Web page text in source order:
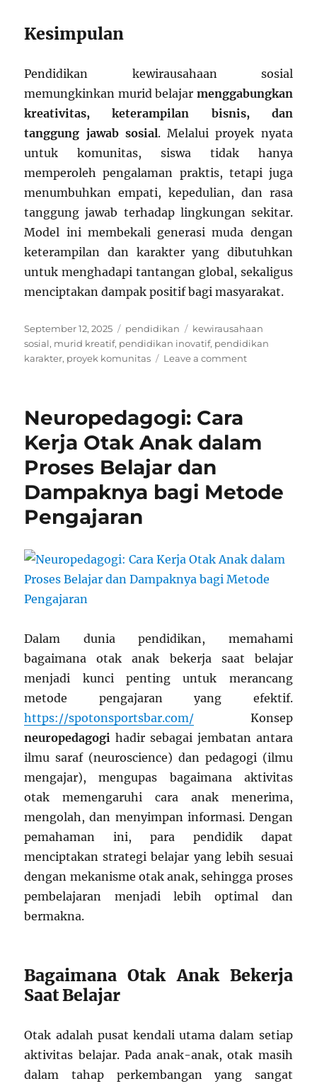
Kesimpulan
Pendidikan kewirausahaan sosial
memungkinkan murid belajar menggabungkan
kreativitas, keterampilan bisnis, dan
tanggung jawab sosial. Melalui proyek nyata
untuk komunitas, siswa tidak hanya
memperoleh pengalaman praktis, tetapi juga
menumbuhkan empati, kepedulian, dan rasa
tanggung jawab terhadap lingkungan sekitar.
Model ini membekali generasi muda dengan
keterampilan dan karakter yang dibutuhkan
untuk menghadapi tantangan global, sekaligus
menciptakan dampak positif bagi masyarakat.
Posted
on
September 12, 2025 Categories
pendidikan Tags
kewirausahaan
sosial, murid kreatif, pendidikan inovatif, pendidikan
karakter, proyek komunitas Leave a commenton
Proyek
Neuropedagogi: Cara
Kerja Otak Anak dalam
Proses Belajar dan
Dampaknya bagi Metode
Pengajaran
Dalam dunia pendidikan, memahami
bagaimana otak anak bekerja saat belajar
menjadi kunci penting untuk merancang
metode pengajaran yang efektif.
https://spotonsportsbar.com/ Konsep
neuropedagogi hadir sebagai jembatan antara
ilmu saraf (neuroscience) dan pedagogi (ilmu
mengajar), mengupas bagaimana aktivitas
otak memengaruhi cara anak menerima,
mengolah, dan menyimpan informasi. Dengan
pemahaman ini, para pendidik dapat
menciptakan strategi belajar yang lebih sesuai
dengan mekanisme otak anak, sehingga proses
pembelajaran menjadi lebih optimal dan
bermakna.
Bagaimana Otak Anak Bekerja
Saat Belajar
Otak adalah pusat kendali utama dalam setiap
aktivitas belajar. Pada anak-anak, otak masih
dalam tahap perkembangan yang sangat